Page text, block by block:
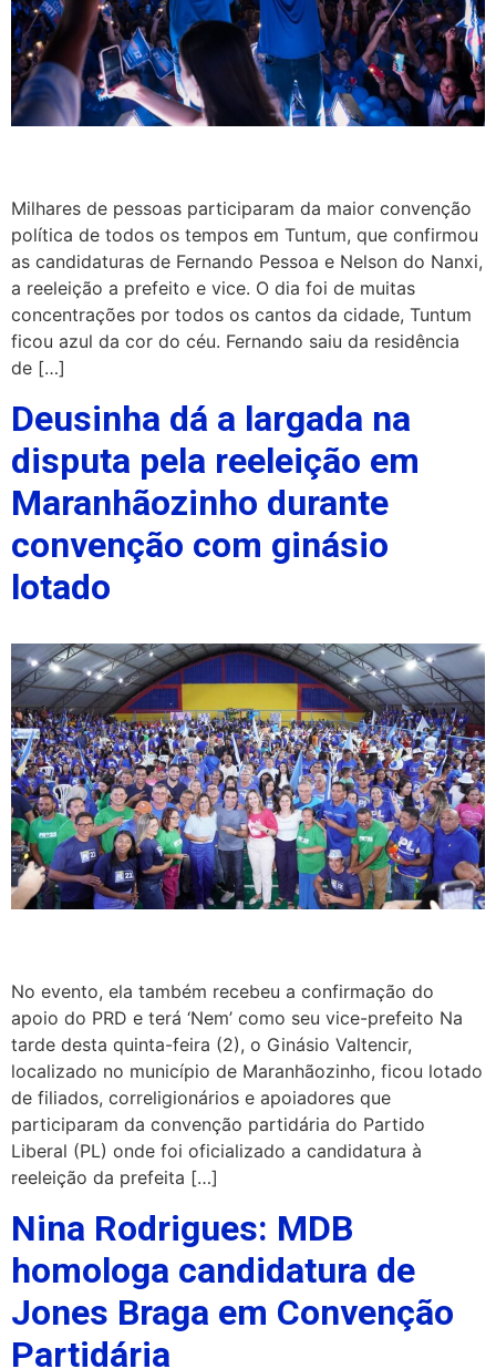
Milhares de pessoas participaram da maior convenção
política de todos os tempos em Tuntum, que confirmou
as candidaturas de Fernando Pessoa e Nelson do Nanxi,
a reeleição a prefeito e vice. O dia foi de muitas
concentrações por todos os cantos da cidade, Tuntum
ficou azul da cor do céu. Fernando saiu da residência
de […]
Deusinha dá a largada na
disputa pela reeleição em
Maranhãozinho durante
convenção com ginásio
lotado
No evento, ela também recebeu a confirmação do
apoio do PRD e terá ‘Nem’ como seu vice-prefeito Na
tarde desta quinta-feira (2), o Ginásio Valtencir,
localizado no município de Maranhãozinho, ficou lotado
de filiados, correligionários e apoiadores que
participaram da convenção partidária do Partido
Liberal (PL) onde foi oficializado a candidatura à
reeleição da prefeita […]
Nina Rodrigues: MDB
homologa candidatura de
Jones Braga em Convenção
Partidária